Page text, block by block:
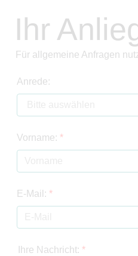
Ihr
Für allgemeine Anfragen
Anrede:
Vorname: *
E-Mail: *
Ihre Nachricht: *